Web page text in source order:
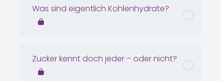
Was sind eigentlich Kohlenhydrate?
Zucker kennt doch jeder – oder nicht?